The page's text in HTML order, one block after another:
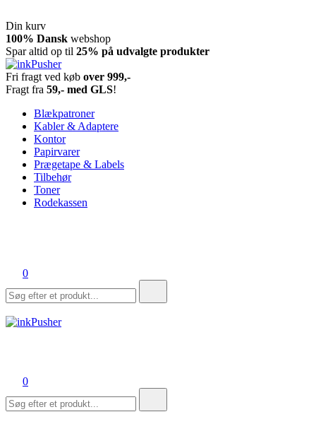
Din kurv
Spring
til
indhold
100% Dansk webshop
Spar altid op til 25% på udvalgte produkter
inkPusher
Leverandør af blækpatroner, kontor artikler og meget mere
Fri fragt ved køb over 999,-
Fragt fra 59,- med GLS!
Blækpatroner
Kabler & Adaptere
Kontor
Papirvarer
Prægetape & Labels
Tilbehør
Toner
Rodekassen
0
efter:
0
efter: